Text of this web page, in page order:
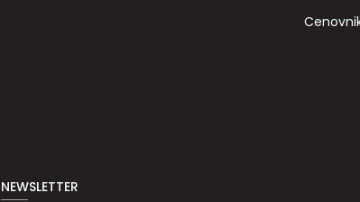
NEWSLETTER